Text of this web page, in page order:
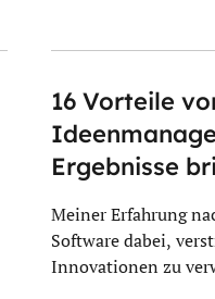
16 Vorteile
Ergebnisse
Meiner Erfahrung
Software dabei,
Innovationen zu